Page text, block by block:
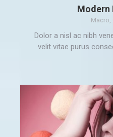
Modern
Macro
Dolor a nisl ac nibh
velit vitae purus